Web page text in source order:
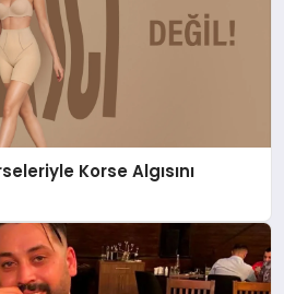
Korse Algısını